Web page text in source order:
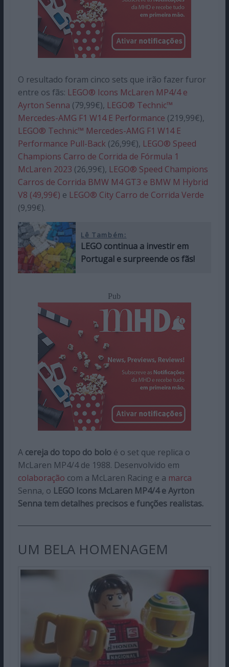
O resultado foram cinco sets que irão fazer furor
entre os fãs: LEGO® Icons McLaren MP4/4 e
Ayrton Senna (79,99€), LEGO® Technic™
Mercedes-AMG F1 W14 E Performance (219,99€),
LEGO® Technic™ Mercedes-AMG F1 W14 E
Performance Pull-Back (26,99€), LEGO® Speed
Champions Carro de Corrida de Fórmula 1
McLaren 2023 (26,99€), LEGO® Speed Champions
Carros de Corrida BMW M4 GT3 e BMW M Hybrid
V8 (49,99€) e LEGO® City Carro de Corrida Verde
(9,99€).
Lê Também:
LEGO continua a investir em
Portugal e surpreende os fãs!
Pub
A cereja do topo do boloé o set que replica o
McLaren MP4/4 de 1988. Desenvolvido em
colaboração com a McLaren Racing e a marca
Senna, o LEGO Icons McLaren MP4/4 e Ayrton
Senna tem detalhes precisos e funções realistas.
UM BELA HOMENAGEM